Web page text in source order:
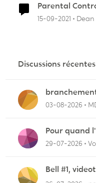
Parental
15-09-2021 Dean
Discussions récentes
03-08-2026
Pour quand
Lévis?
29-07-2026
Bell #1,
pourquoi